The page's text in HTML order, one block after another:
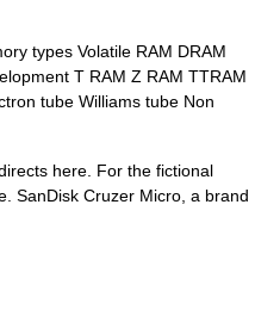
types Volatile RAM DRAM
T RAM Z RAM TTRAM
tube Williams tube Non
here. For the fictional
SanDisk Cruzer Micro, a brand